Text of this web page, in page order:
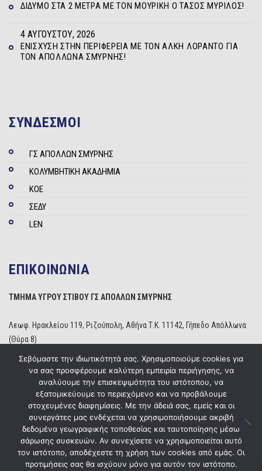
ΔΊΔΥΜΟ ΣΤΑ 2 ΜΈΤΡΑ ΜΕ ΤΟΝ ΜΟΥΡΊΚΗ Ο ΤΆΣΟΣ ΜΥΡΊΛΟΣ!
ΕΝΊΣΧΥΣΗ ΣΤΗΝ ΠΕΡΙΦΈΡΕΙΑ ΜΕ ΤΟΝ ΆΛΚΗ ΛΟΡΆΝΤΟ ΓΙΑ
ΤΟΝ ΑΠΌΛΛΩΝΑ ΣΜΎΡΝΗΣ!
4 ΑΥΓΟΎΣΤΟΥ, 2026
ΣΥΝΔΕΣΜΟΙ
ΓΣ ΑΠΟΛΛΩΝ ΣΜΥΡΝΗΣ
ΚΟΛΥΜΒΗΤΙΚΗ ΑΚΑΔΗΜΙΑ
ΚΟΕ
ΣΕΔΥ
LEN
ΕΠΙΚΟΙΝΩΝΙΑ
ΤΜΗΜΑ ΥΓΡΟΥ ΣΤΙΒΟΥ ΓΣ ΑΠΟΛΛΩΝ ΣΜΥΡΝΗΣ
Λεωφ. Ηρακλείου 119, Ριζούπολη, Αθήνα Τ.Κ. 11142, Γήπεδο Απόλλωνα
(Θύρα 8)
Email:info@apollonwaterpolo.gr
www.apollonwaterpolo.gr
Copyright © 2020 ΓΣ Απόλλων Σμύρνης Powered by Five Media
Σεβόμαστε την ιδιωτικότητά σας. Χρησιμοποιούμε cookies για
να σας προσφέρουμε καλύτερη εμπειρία περιήγησης, να
αναλύουμε την επισκεψιμότητα του ιστότοπου, να
εξατομικεύουμε το περιεχόμενο και να προβάλουμε
στοχευμένες διαφημίσεις. Με την άδειά σας, εμείς και οι
συνεργάτες μας ενδέχεται να χρησιμοποιήσουμε ακριβή
δεδομένα γεωγραφικής τοποθεσίας και ταυτοποίησης μέσω
σάρωσης συσκευών. Αν συνεχίσετε να χρησιμοποιείται αυτό
τον ιστότοπο, αποδέχεστε τη χρήση των cookies από εμάς. Οι
προτιμήσεις σας θα ισχύουν μόνο για αυτόν τον ιστότοπο.